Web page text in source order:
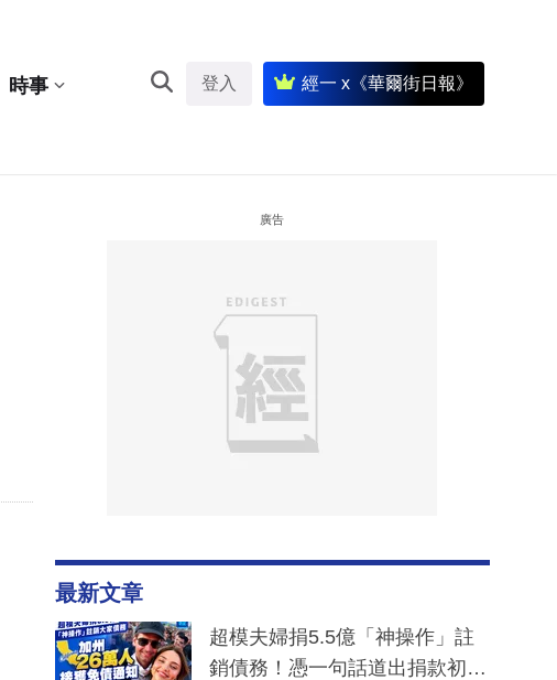
時事 登入 經一 x《華爾街日報》
廣告
最新文章
超模夫婦捐5.5億「神操作」註
銷債務！憑一句話道出捐款初